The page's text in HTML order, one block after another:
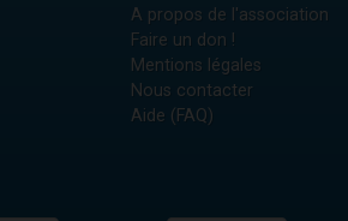
A propos de l'association
Faire un don !
Mentions légales
Nous contacter
Aide (FAQ)